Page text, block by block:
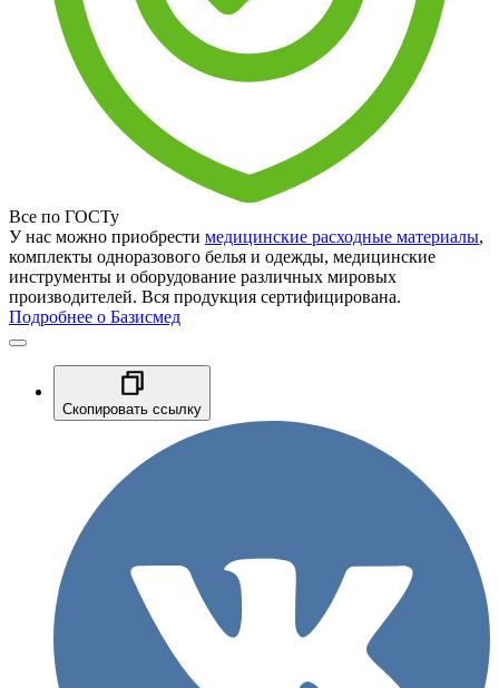
Все по ГОСТу
У нас можно приобрести медицинские расходные материалы,
комплекты одноразового белья и одежды, медицинские
инструменты и оборудование различных мировых
производителей. Вся продукция сертифицирована.
Подробнее о Базисмед
Скопировать ссылку